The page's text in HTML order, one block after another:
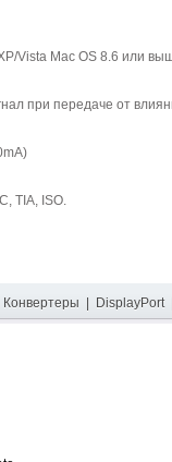
Vista Mac OS 8.6 или
при передаче от
TIA, ISO.
Конвертеры DisplayPort|